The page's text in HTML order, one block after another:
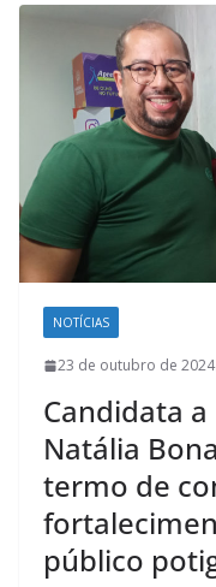
NOTÍCIAS
23 de outubro de 2024
Candidata
Natália
termo de
público